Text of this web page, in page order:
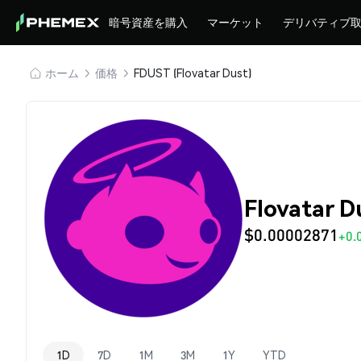
暗号資産を購入 マーケット デリバティブ
ホーム 価格 FDUST (Flovatar Dust)
Flovatar
$0.00002871
1D 7D 1M 3M 1Y YTD